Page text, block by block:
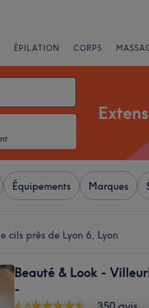
ÉPILATION CORPS
Équipements Marques
cils près de Lyon 6, Lyon
Beauté & Look -
-